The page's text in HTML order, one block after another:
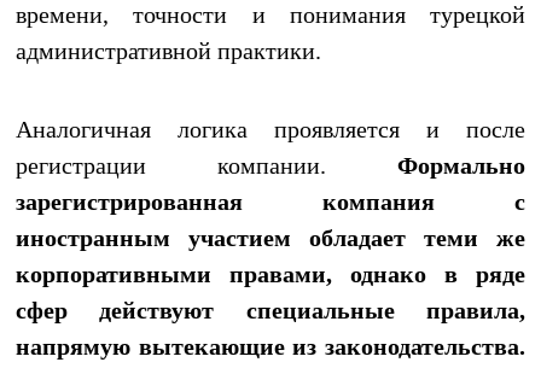
времени, точности и понимания турецкой
административной практики.
Аналогичная логика проявляется и после
регистрации компании. Формально
зарегистрированная компания с
иностранным участием обладает теми же
корпоративными правами, однако в ряде
сфер действуют специальные правила,
напрямую вытекающие из законодательства.